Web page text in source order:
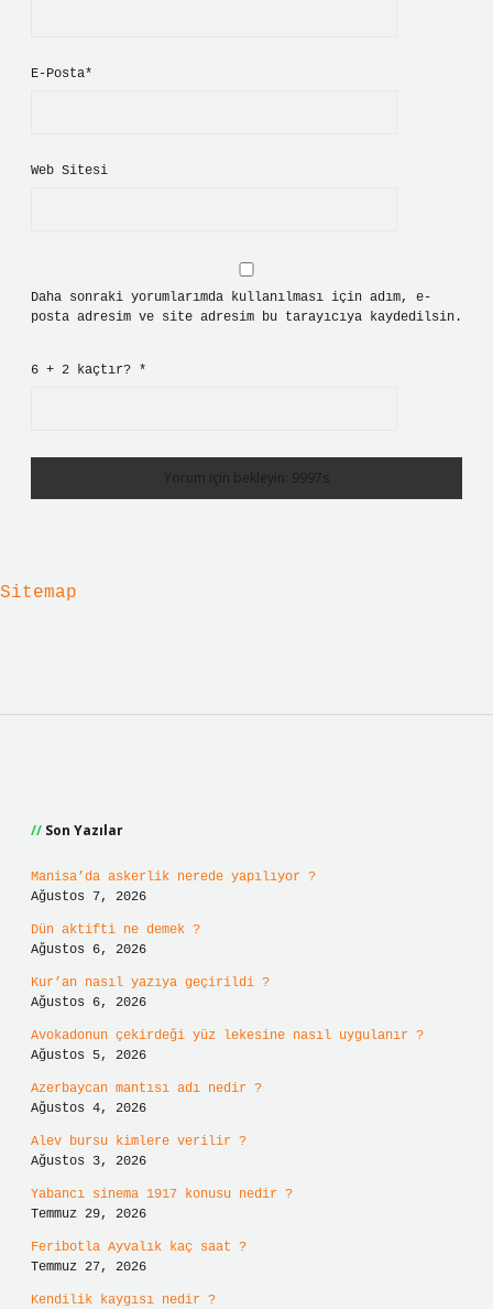
E-Posta*
Web Sitesi
Daha sonraki yorumlarımda kullanılması için adım, e-
posta adresim ve site adresim bu tarayıcıya kaydedilsin.
6 + 2 kaçtır? *
Sitemap
Son Yazılar
Manisa’da askerlik nerede yapılıyor ?
Ağustos 7, 2026
Dün aktifti ne demek ?
Ağustos 6, 2026
Kur’an nasıl yazıya geçirildi ?
Ağustos 6, 2026
Avokadonun çekirdeği yüz lekesine nasıl uygulanır ?
Ağustos 5, 2026
Azerbaycan mantısı adı nedir ?
Ağustos 4, 2026
Alev bursu kimlere verilir ?
Ağustos 3, 2026
Yabancı sinema 1917 konusu nedir ?
Temmuz 29, 2026
Feribotla Ayvalık kaç saat ?
Temmuz 27, 2026
Kendilik kaygısı nedir ?